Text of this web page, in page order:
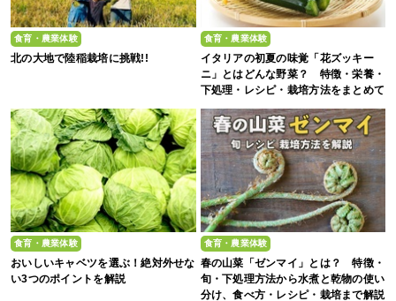
食育・農業体験
北の大地で陸稲栽培に挑戦!!
食育・農業体験
イタリアの初夏の味覚「花ズッキー
ニ」とはどんな野菜？ 特徴・栄養・
下処理・レシピ・栽培方法をまとめて
解説
食育・農業体験
おいしいキャベツを選ぶ！絶対外せな
い3つのポイントを解説
食育・農業体験
春の山菜「ゼンマイ」とは？ 特徴・
旬・下処理方法から水煮と乾物の使い
分け、食べ方・レシピ・栽培まで解説